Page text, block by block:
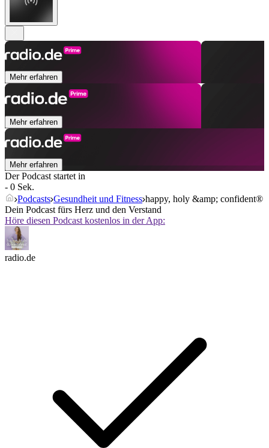
Mehr erfahren
Mehr erfahren
Mehr erfahren
Der Podcast startet in
- 0 Sek.
Podcasts Gesundheit und Fitness happy, holy &amp; confident®
Dein Podcast fürs Herz und den Verstand
Höre diesen Podcast kostenlos in der App:
radio.de